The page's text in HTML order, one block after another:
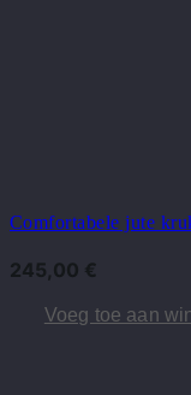
Comfortabele jute
245,00 €
Voeg toe aan